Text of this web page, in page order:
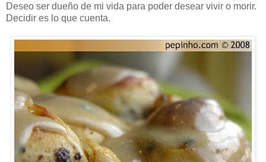
Deseo ser dueño de mi vida para poder desear vivir o morir.
Decidir es lo que cuenta.